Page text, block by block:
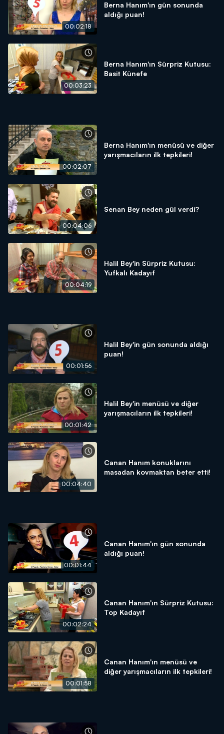
00:02:18
Berna Hanım'ın gün sonunda
aldığı puan!
00:03:23
Berna Hanım'ın Sürpriz Kutusu:
Basit Künefe
00:02:07
Berna Hanım'ın menüsü ve diğer
yarışmacıların ilk tepkileri!
00:04:06
Senan Bey neden gül verdi?
00:04:19
Halil Bey'in Sürpriz Kutusu:
Yufkalı Kadayıf
00:01:56
Halil Bey'in gün sonunda aldığı
puan!
00:01:42
Halil Bey'in menüsü ve diğer
yarışmacıların ilk tepkileri!
00:04:40
Canan Hanım konuklarını
masadan kovmaktan beter etti!
00:01:44
Canan Hanım'ın gün sonunda
aldığı puan!
00:02:24
Canan Hanım'ın Sürpriz Kutusu:
Top Kadayıf
00:01:58
Canan Hanım'ın menüsü ve
diğer yarışmacıların ilk tepkileri!